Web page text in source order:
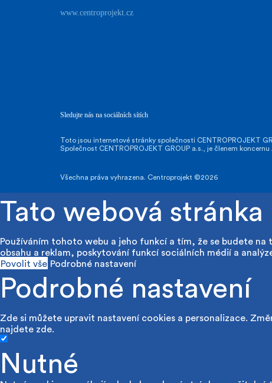
www.centroprojekt.cz
Sledujte nás na sociálních sítích
Toto jsou internetové stránky společnosti CENTROPROJEKT
Společnost CENTROPROJEKT GROUP a.s., je členem
Všechna práva vyhrazena. Centroprojekt ©2026
Tato webová
Používáním tohoto webu a jeho funkcí a tím, že se budete
obsahu a reklam, poskytování funkcí sociálních médií a
Povolit vše Podrobné nastavení
Podrobné nastavení
Zde si můžete upravit nastavení cookies a personalizace.
najdete zde.
Nutné